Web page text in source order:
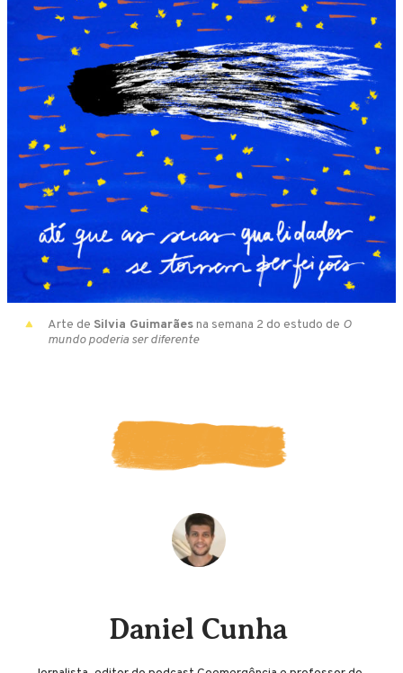
Arte de Silvia Guimarãesna semana 2 do estudo de O
mundo poderia ser diferente
Daniel Cunha